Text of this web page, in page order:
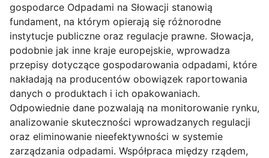
gospodarce Odpadami na Słowacji stanowią
fundament, na którym opierają się różnorodne
instytucje publiczne oraz regulacje prawne. Słowacja,
podobnie jak inne kraje europejskie, wprowadza
przepisy dotyczące gospodarowania odpadami, które
nakładają na producentów obowiązek raportowania
danych o produktach i ich opakowaniach.
Odpowiednie dane pozwalają na monitorowanie rynku,
analizowanie skuteczności wprowadzanych regulacji
oraz eliminowanie nieefektywności w systemie
zarządzania odpadami. Współpraca między rządem,